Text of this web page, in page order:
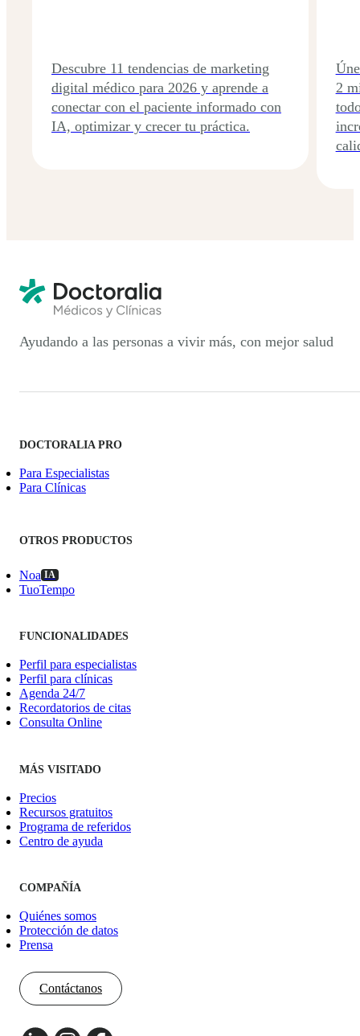
Descubre 11 tendencias de marketing
digital médico para 2026 y aprende a
conectar con el paciente informado con
IA, optimizar y crecer tu práctica.
2
Ayudando a las personas a vivir más, con mejor salud
DOCTORALIA PRO
Para Especialistas
Para Clínicas
OTROS PRODUCTOS
Noa IA
TuoTempo
FUNCIONALIDADES
Perfil para especialistas
Perfil para clínicas
Agenda 24/7
Recordatorios de citas
Consulta Online
MÁS VISITADO
Precios
Recursos gratuitos
Programa de referidos
Centro de ayuda
COMPAÑÍA
Quiénes somos
Protección de datos
Prensa
Contáctanos